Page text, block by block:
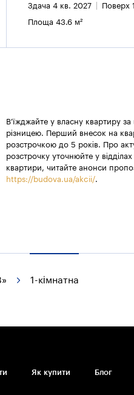
Здача 4 кв. 2027 Поверх
Площа 43.6 м²
В'їжджайте у власну квартиру
різницею. Перший внесок на
розстрочкою до 5 років. Про
розстрочку уточнюйте у
квартири, читайте анонси
https://budova.ua/akcii/.
1-кімнатна
Як купити Блог